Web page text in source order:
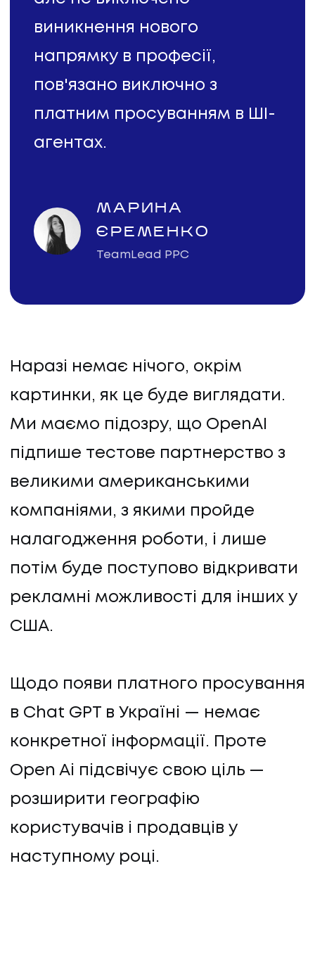
виникнення нового
напрямку в професії,
пов'язано виключно з
платним просуванням в ШІ-
агентах.
МАРИНА
ЄРЕМЕНКО
TeamLead PPC
Наразі немає нічого, окрім
картинки, як це буде виглядати.
Ми маємо підозру, що OpenAI
підпише тестове партнерство з
великими американськими
компаніями, з якими пройде
налагодження роботи, і лише
потім буде поступово відкривати
рекламні можливості для інших у
США.
Щодо появи платного просування
в Chat GPT в Україні — немає
конкретної інформації. Проте
Open Ai підсвічує свою ціль —
розширити географію
користувачів і продавців у
наступному році.